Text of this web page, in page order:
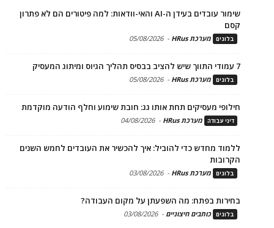
שימור עובדים בעידן ה-AI והאי-וודאות: למה פיטורים הם לא פתרון
קסם
בלוגים מערכת HRus -
05/08/2026
7 עמודי התווך שיש להציב בבסיס תהליך הגיוס ומיתוג המעסיק
בלוגים מערכת HRus -
05/08/2026
חילופי מעסיקים תחת אותו גג: חובת שימוע וחלף הודעה מוקדמת
דיני עבודה מערכת HRus -
04/08/2026
ללמוד מחדש כדי להוביל: איך להכשיר את העובדים לחמש השנים
הקרובות
בלוגים מערכת HRus -
03/08/2026
בחירות בפתח: מה השפעתן על מקום העבודה?
בלוגים כותבים חיצוניים -
03/08/2026